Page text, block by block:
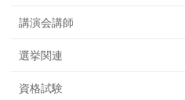
講演会講師
選挙関連
資格試験